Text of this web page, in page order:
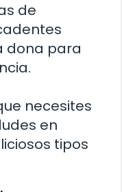
de
dona para
necesites
en
tipos